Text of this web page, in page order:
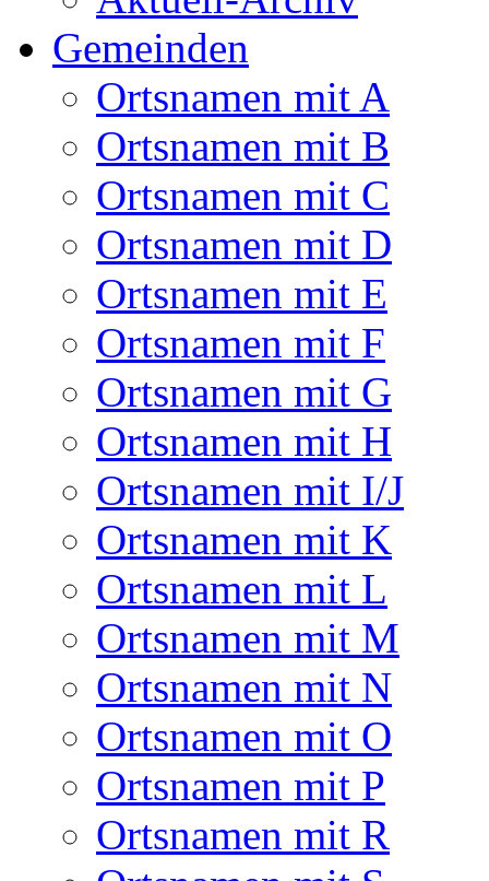
Gemeinden
Ortsnamen mit A
Ortsnamen mit B
Ortsnamen mit C
Ortsnamen mit D
Ortsnamen mit E
Ortsnamen mit F
Ortsnamen mit G
Ortsnamen mit H
Ortsnamen mit I/J
Ortsnamen mit K
Ortsnamen mit L
Ortsnamen mit M
Ortsnamen mit N
Ortsnamen mit O
Ortsnamen mit P
Ortsnamen mit R